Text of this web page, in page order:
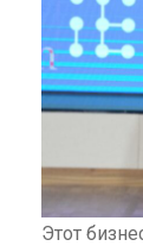
Этот